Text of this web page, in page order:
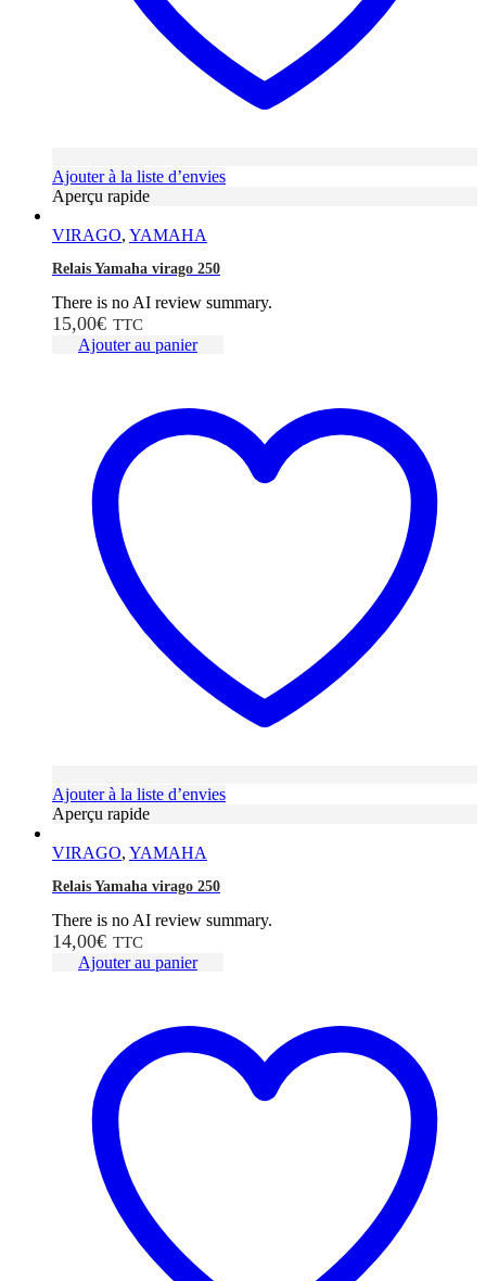
Ajouter à la liste d’envies
Aperçu rapide
VIRAGO, YAMAHA
Relais Yamaha virago 250
There is no AI review summary.
15,00€ TTC
Ajouter au panier
Ajouter à la liste d’envies
Aperçu rapide
VIRAGO, YAMAHA
Relais Yamaha virago 250
There is no AI review summary.
14,00€ TTC
Ajouter au panier